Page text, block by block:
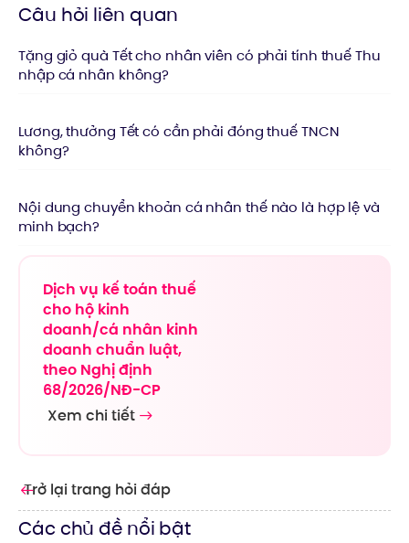
Trở lại trang hỏi đáp
Các chủ đề nổi bật
Câu hỏi liên quan
Tặng giỏ quà Tết cho nhân viên có phải tính thuế Thu
nhập cá nhân không?
Lương, thưởng Tết có cần phải đóng thuế TNCN
không?
Nội dung chuyển khoản cá nhân thế nào là hợp lệ và
minh bạch?
Dịch vụ kế toán thuế
cho hộ kinh
doanh/cá nhân kinh
doanh chuẩn luật,
theo Nghị định
68/2026/NĐ-CP
Xem chi tiết